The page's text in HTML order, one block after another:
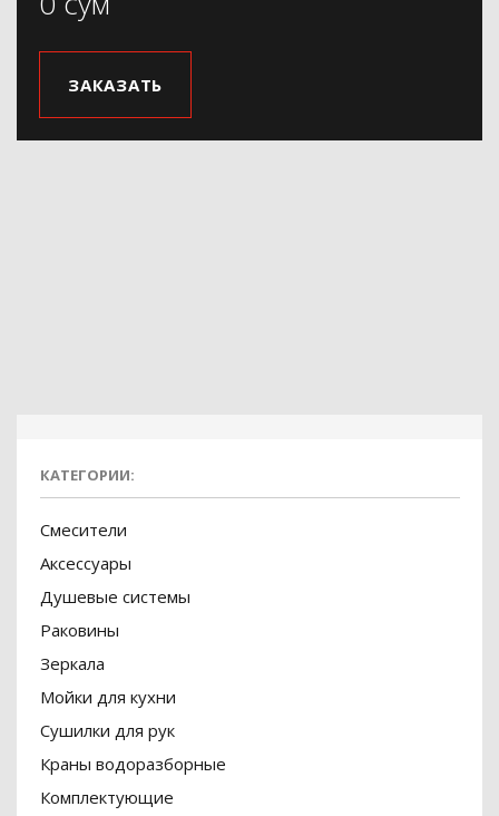
ЗАКАЗАТЬ
КАТЕГОРИИ:
Смесители
Аксессуары
Душевые системы
Раковины
Зеркала
Мойки для кухни
Сушилки для рук
Краны водоразборные
Комплектующие